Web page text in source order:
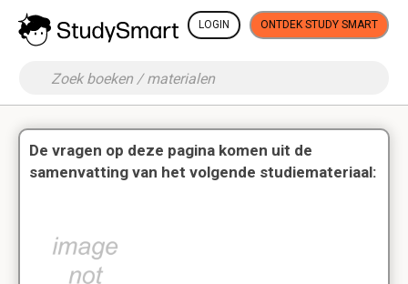
LOGIN ONTDEK STUDY SMART
De vragen op deze pagina komen uit de
samenvatting van het volgende studiemateriaal: